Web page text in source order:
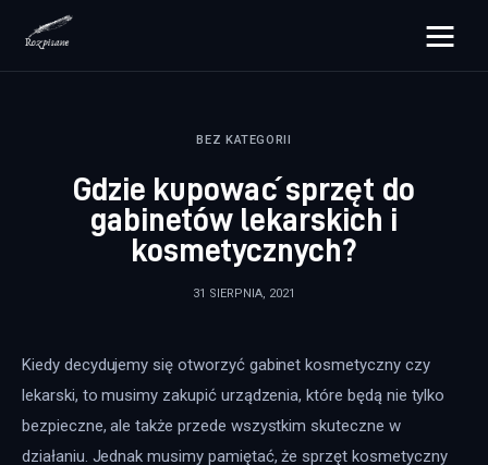
rozpisane.pl
Zdrowie
Uroda
Więcej
BEZ KATEGORII
Gdzie kupować sprzęt do
gabinetów lekarskich i
kosmetycznych?
31 SIERPNIA, 2021
Kiedy decydujemy się otworzyć gabinet kosmetyczny czy
lekarski, to musimy zakupić urządzenia, które będą nie tylko
bezpieczne, ale także przede wszystkim skuteczne w
działaniu. Jednak musimy pamiętać, że sprzęt kosmetyczny